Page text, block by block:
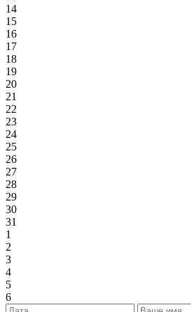
14
15
16
17
18
19
20
21
22
23
24
25
26
27
28
29
30
31
1
2
3
4
5
6